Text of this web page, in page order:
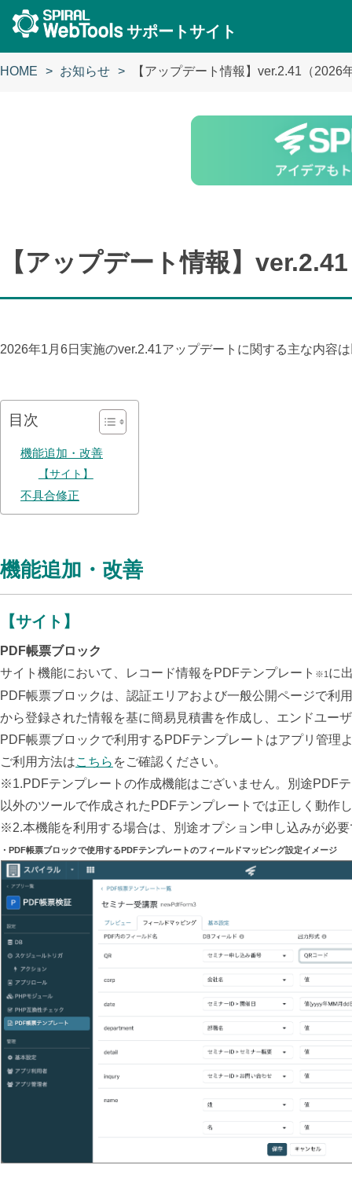
サポートサイト
HOME お知らせ 【アップデート情報】ver.2.41（2026
【アップデート情報】
2026年1月6日実施のver.2.41アップデートに関する主な内容
目次
機能追加・改善
【サイト】
不具合修正
機能追加・改善
【サイト】
PDF帳票ブロック
サイト機能において、レコード情報をPDFテンプレート ※1 に
PDF帳票ブロックは、認証エリアおよび一般公開ページで利
から登録された情報を基に簡易見積書を作成し、エンドユー
PDF帳票ブロックで利用するPDFテンプレートはアプリ管理
ご利用方法はこちら をご確認ください。
※1.PDFテンプレートの作成機能はございません。別途PDF
以外のツールで作成されたPDFテンプレートでは正しく動作
※2.本機能を利用する場合は、別途オプション申し込みが必
・PDF帳票ブロックで使用するPDFテンプレートのフィールドマッピング設定イメージ